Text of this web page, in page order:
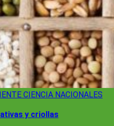
CIENCIA NACIONALES
y criollas